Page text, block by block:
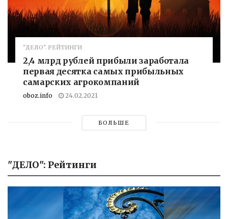
"ДЕЛО". РЕЙТИНГИ
2,4 млрд рублей прибыли заработала
первая десятка самых прибыльных
самарских агрокомпаний
oboz.info 24.02.2021
БОЛЬШЕ
"ДЕЛО": Рейтинги